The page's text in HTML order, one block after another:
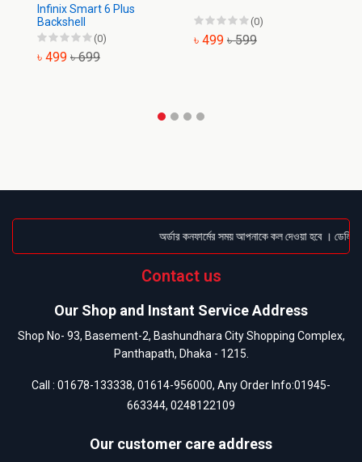
Infinix Smart 6 Plus
Backshell
(0)
৳ 499 ৳ 699
(0)
৳ 499 ৳ 599
অর্ডার কনফার্মের সময় আপনাকে কল দেওয়া হবে ।
Contact us
Our Shop and Instant Service Address
Shop No- 93, Basement-2, Bashundhara City Shopping Complex,
Panthapath, Dhaka - 1215.
Call : 01678-133338, 01614-956000, Any Order Info:01945-
663344, 0248122109
Our customer care address